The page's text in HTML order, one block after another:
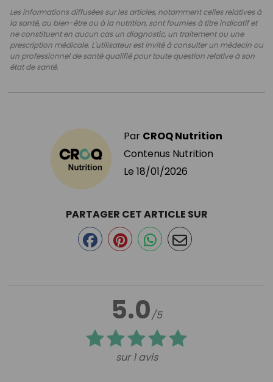
Les informations diffusées sur les articles, notamment celles relatives à
la santé, au bien-être ou à la nutrition, sont fournies à titre indicatif et
ne constituent en aucun cas un diagnostic, un traitement ou une
prescription médicale. L'utilisateur est invité à consulter un médecin ou
un professionnel de santé qualifié pour toute question relative à son
état de santé.
Par CROQ Nutrition
Contenus Nutrition
Le 18/01/2026
5.0/5
sur 1 avis
PARTAGER CET ARTICLE SUR